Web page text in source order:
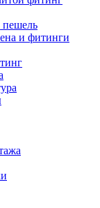
пешель
и фитинги